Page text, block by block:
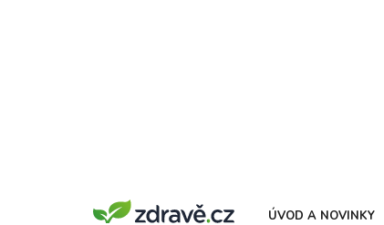
ÚVOD A NOVINKY